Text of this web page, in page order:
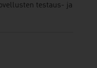
testaus- ja